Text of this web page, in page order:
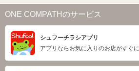
ONE COMPATHのサービス
シュフーチラシアプリ
アプリならお気に入りのお店がすぐ